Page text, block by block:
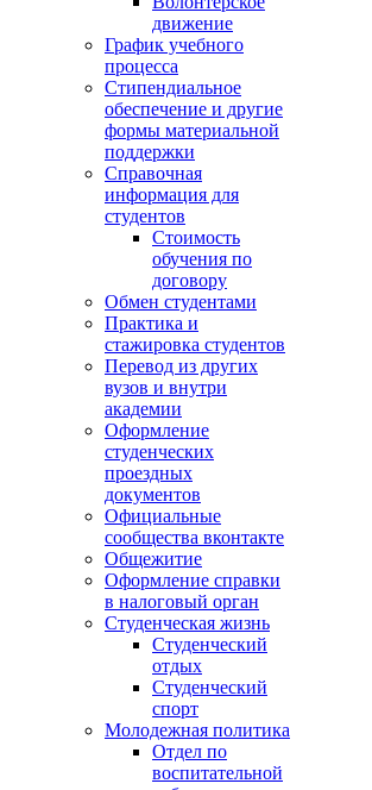
движение
График учебного
процесса
Стипендиальное
обеспечение и другие
формы материальной
поддержки
Справочная
информация для
студентов
Cтоимость
обучения по
договору
Обмен студентами
Практика и
стажировка студентов
Перевод из других
вузов и внутри
академии
Оформление
студенческих
проездных
документов
Официальные
сообщества вконтакте
Общежитие
Оформление справки
в налоговый орган
Студенческая жизнь
Студенческий
отдых
Студенческий
спорт
Молодежная политика
Отдел по
воспитательной